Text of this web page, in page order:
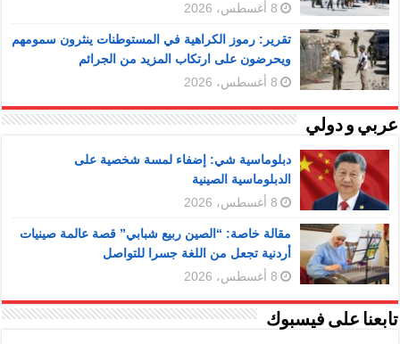
8 أغسطس، 2026
تقرير: رموز الكراهية في المستوطنات ينثرون سمومهم
ويحرضون على ارتكاب المزيد من الجرائم
8 أغسطس، 2026
عربي و دولي
دبلوماسية شي: إضفاء لمسة شخصية على
الدبلوماسية الصينية
8 أغسطس، 2026
مقالة خاصة: “الصين ربيع شبابي” قصة عالمة صينيات
أردنية تجعل من اللغة جسرا للتواصل
8 أغسطس، 2026
تابعنا على فيسبوك